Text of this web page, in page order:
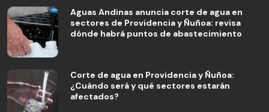
Aguas Andinas anuncia corte de agua en
sectores de Providencia y Ñuñoa: revisa
dónde habrá puntos de abastecimiento
Corte de agua en Providencia y Ñuñoa:
¿Cuándo será y qué sectores estarán
afectados?